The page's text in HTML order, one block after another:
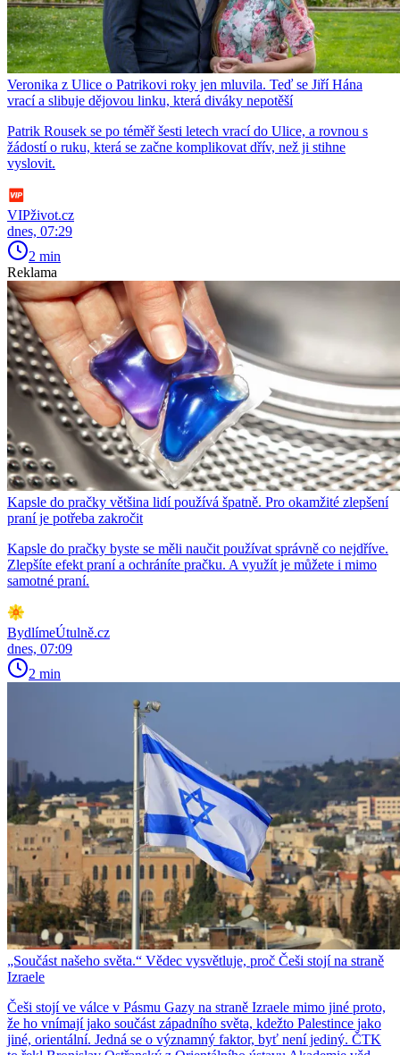
Veronika z Ulice o Patrikovi roky jen mluvila. Teď se Jiří Hána
vrací a slibuje dějovou linku, která diváky nepotěší
Patrik Rousek se po téměř šesti letech vrací do Ulice, a rovnou s
žádostí o ruku, která se začne komplikovat dřív, než ji stihne
vyslovit.
VIPživot.cz
dnes, 07:29
2 min
Reklama
Kapsle do pračky většina lidí používá špatně. Pro okamžité zlepšení
praní je potřeba zakročit
Kapsle do pračky byste se měli naučit používat správně co nejdříve.
Zlepšíte efekt praní a ochráníte pračku. A využít je můžete i mimo
samotné praní.
BydlímeÚtulně.cz
dnes, 07:09
2 min
„Součást našeho světa.“ Vědec vysvětluje, proč Češi stojí na straně
Izraele
Češi stojí ve válce v Pásmu Gazy na straně Izraele mimo jiné proto,
že ho vnímají jako součást západního světa, kdežto Palestince jako
jiné, orientální. Jedná se o významný faktor, byť není jediný. ČTK